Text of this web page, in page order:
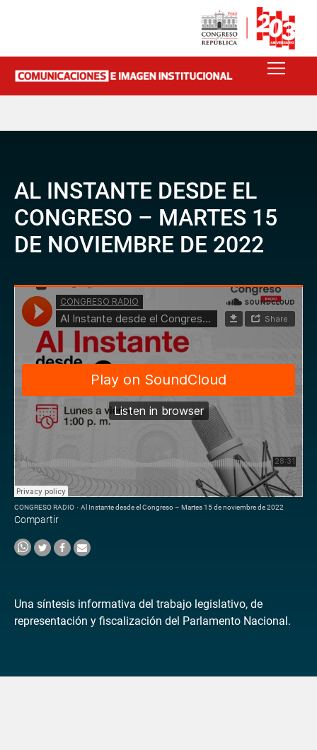
AL INSTANTE DESDE EL
CONGRESO – MARTES 15
DE NOVIEMBRE DE 2022
CONGRESO RADIO · Al Instante desde el Congreso – Martes 15 de noviembre de 2022
Compartir
Una síntesis informativa del trabajo legislativo, de
representación y fiscalización del Parlamento Nacional.